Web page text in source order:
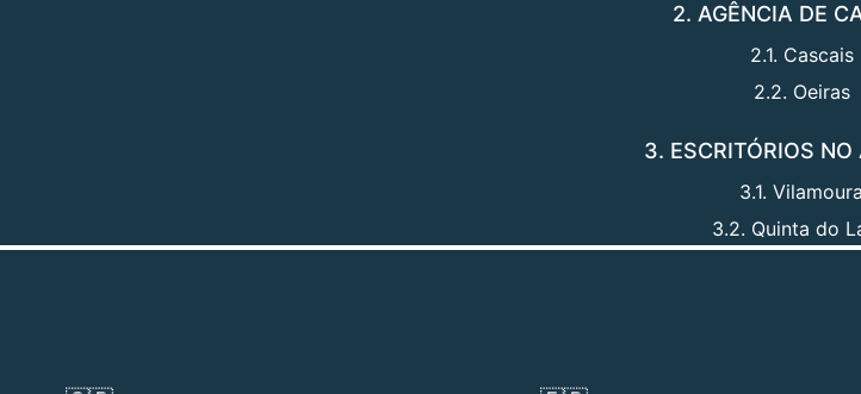
2. AGÊNCIA DE
2.1. Cascais
2.2. Oeiras
3. ESCRITÓRIOS NO
3.1. Vilamoura
3.2. Quinta do